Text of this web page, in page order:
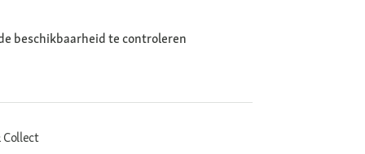
beschikbaarheid te controleren